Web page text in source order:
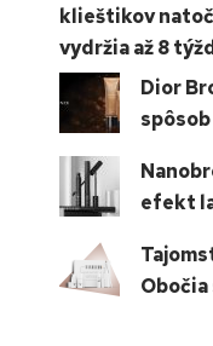
klieštikov
vydržia až 8
Dior
efekt